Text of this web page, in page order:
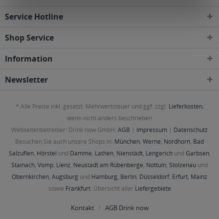
Service Hotline
Shop Service
Information
Newsletter
* Alle Preise inkl. gesetzl. Mehrwertsteuer und ggf. zzgl. Lieferkosten,
wenn nicht anders beschrieben
Webseitenbetreiber: Drink now GmbH: AGB | Impressum | Datenschutz
Besuchen Sie auch unsere Shops in: München, Werne, Nordhorn, Bad
Salzuflen, Hörstel und Damme, Lathen, Nienstädt, Lengerichund Garbsen,
Stainach, Vomp, Lienz, Neustadt am Rübenberge, Nottuln, Stolzenau und
Obernkirchen, Augsburg und Hamburg, Berlin, Düsseldorf, Erfurt, Mainz
sowie Frankfurt. Übersicht aller Liefergebiete
Kontakt AGB Drink now